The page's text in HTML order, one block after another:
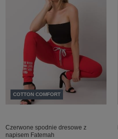
COTTON COMFORT
Czerwone spodnie dresowe z
napisem Fatemah